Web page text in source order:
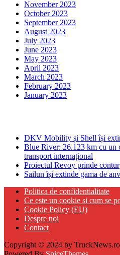
November 2023
October 2023
September 2023
August 2023
July 2023
June 2023
May 2023
April 2023
March 2023
February 2023
January 2023
DKV Mobility și Shell își
Blue River: 26.123 km cu un
transport internațional
Proiectul Revoy prinde contur
Sailun își extinde gama de
Politica de confidentialitate
Ce este un cookie si cum se
Cookie Policy (EU)
Despre noi
Contact
Copyright © 2024 by TruckNews.ro